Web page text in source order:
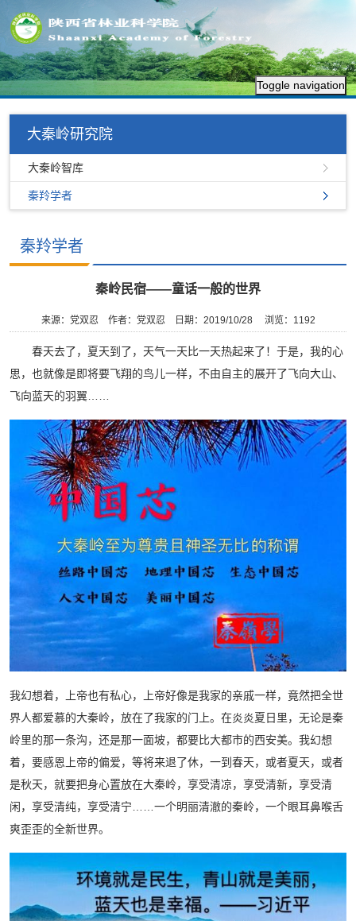
Toggle navigation
大秦岭研究院
大秦岭智库
秦羚学者
秦羚学者
秦岭民宿——童话一般的世界
来源：党双忍 作者：党双忍 日期：2019/10/28 浏览： 1192
春天去了，夏天到了，天气一天比一天热起来了！于是，我的心
思，也就像是即将要飞翔的鸟儿一样，不由自主的展开了飞向大山、
飞向蓝天的羽翼……
我幻想着，上帝也有私心，上帝好像是我家的亲戚一样，竟然把全世
界人都爱慕的大秦岭，放在了我家的门上。在炎炎夏日里，无论是秦
岭里的那一条沟，还是那一面坡，都要比大都市的西安美。我幻想
着，要感恩上帝的偏爱，等将来退了休，一到春天，或者夏天，或者
是秋天，就要把身心置放在大秦岭，享受清凉，享受清新，享受清
闲，享受清纯，享受清宁……一个明丽清澈的秦岭，一个眼耳鼻喉舌
爽歪歪的全新世界。